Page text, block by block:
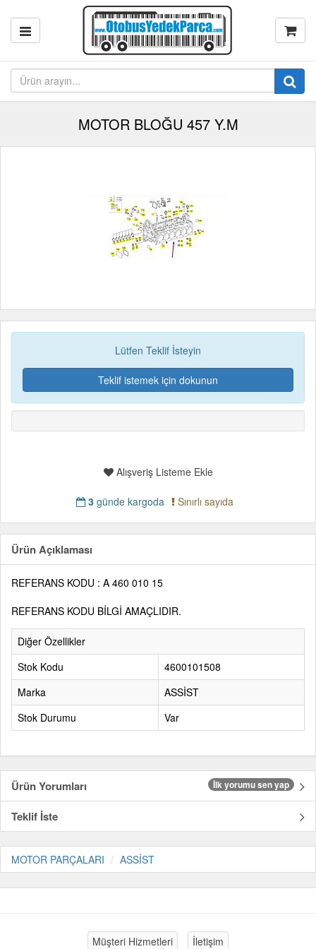
MOTOR BLOĞU 457 Y.M
Lütfen Teklif İsteyin
Teklif istemek için dokunun
Alışveriş Listeme Ekle
3günde kargoda Sınırlı sayıda
Ürün Açıklaması
REFERANS KODU : A 460 010 15
REFERANS KODU BİLGİ AMAÇLIDIR.
Diğer Özellikler
Stok Kodu
4600101508
Marka
ASSİST
Stok Durumu
Var
Ürün Yorumları İlk yorumu sen yap
Teklif İste
MOTOR PARÇALARI ASSİST
Müşteri Hizmetleri İletişim